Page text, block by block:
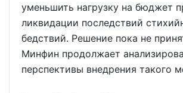
уменьшить нагрузку на бюджет
ликвидации последствий
бедствий. Решение пока не
Минфин продолжает
перспективы внедрения такого